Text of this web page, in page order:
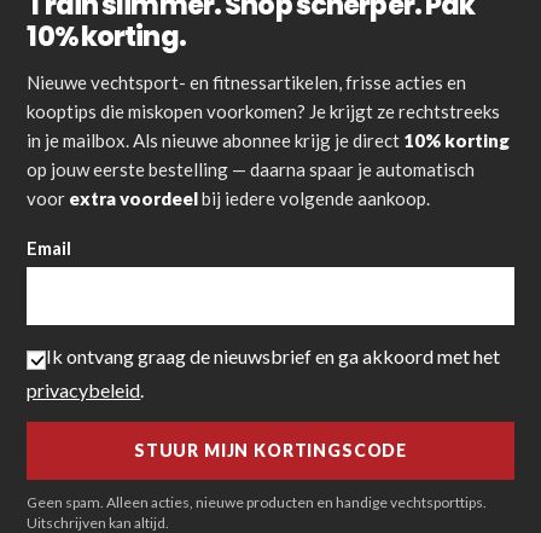
10% korting.
Nieuwe vechtsport- en fitnessartikelen, frisse acties en
kooptips die miskopen voorkomen? Je krijgt ze rechtstreeks
in je mailbox. Als nieuwe abonnee krijg je direct 10% korting
op jouw eerste bestelling — daarna spaar je automatisch
voor extra voordeelbij iedere volgende aankoop.
Email
Ik ontvang graag de nieuwsbrief en ga akkoord met het
privacybeleid
Geen spam. Alleen acties, nieuwe producten en handige vechtsporttips.
Uitschrijven kan altijd.